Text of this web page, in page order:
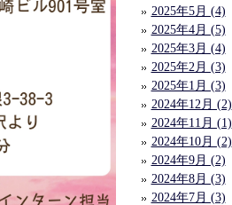
2025年5月 (4)
2025年4月 (5)
2025年3月 (4)
2025年2月 (3)
2025年1月 (3)
2024年12月 (2)
2024年11月 (1)
2024年10月 (2)
2024年9月 (2)
2024年8月 (3)
2024年7月 (3)